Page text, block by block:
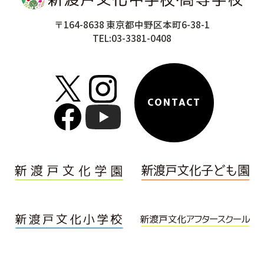
〒164-8638 東京都中野区本町6-38-1
TEL:03-3381-0408
CONTACT